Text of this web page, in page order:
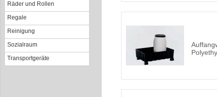
Räder und Rollen
Regale
Reinigung
Sozialraum
Transportgeräte